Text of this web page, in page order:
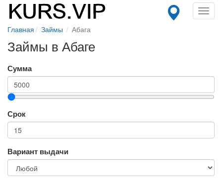
Главная Займы Абага
Займы в Абаге
Сумма
Срок
Вариант выдачи